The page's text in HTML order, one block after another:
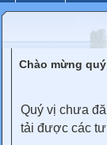
Chào mừng
Quý vị chưa
tải được các